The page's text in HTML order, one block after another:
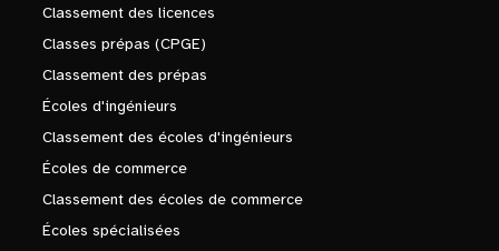
Classement des licences
Classes prépas (CPGE)
Classement des prépas
Écoles d'ingénieurs
Classement des écoles d'ingénieurs
Écoles de commerce
Classement des écoles de commerce
Écoles spécialisées